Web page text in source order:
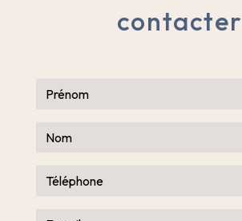
contacter